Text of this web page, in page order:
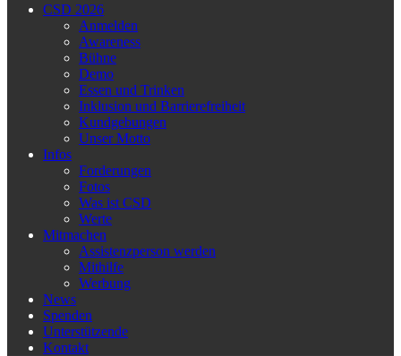
CSD 2026
Anmelden
Awareness
Bühne
Demo
Essen und Trinken
Inklusion und Barrierefreiheit
Kundgebungen
Unser Motto
Infos
Forderungen
Fotos
Was ist CSD
Werte
Mitmachen
Assistenzperson werden
Mithilfe
Werbung
News
Spenden
Unterstützende
Kontakt